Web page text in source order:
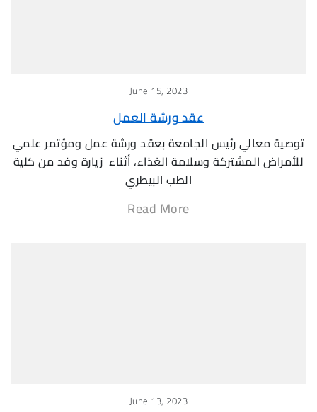
June 15, 2023
عقد ورشة العمل
توصية معالي رئيس الجامعة بعقد ورشة عمل ومؤتمر علمي
للأمراض المشتركة وسلامة الغذاء، أثناء زيارة وفد من كلية
الطب البيطري
Read More
June 13, 2023